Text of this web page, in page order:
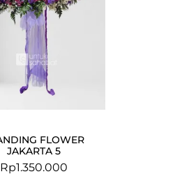
FLOWER
JAKARTA 5
Rp1.350.000